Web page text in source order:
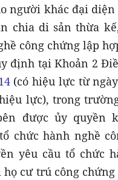
người khác đại
chia di sản thừa
công chứng lập
định tại Khoản 2
(có hiệu lực từ ngày
lực), trong
được ủy quyền
chức hành nghề
yêu cầu tổ chức
cư trú công